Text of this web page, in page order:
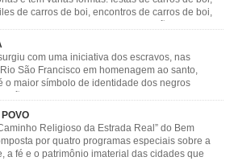
de carros de boi, encontros de carros de boi,
carreatas de carros de boi, mutirão de carros
candeeiros, boiadas, carapinas, artesãos,
seja é um ponto forte […]
com uma iniciativa dos escravos, nas
São Francisco em homenagem ao santo,
o maior símbolo de identidade dos negros
de suas causas. o ponto alto da festa de
[…]
Religioso da Estrada Real” do Bem
por quatro programas especiais sobre a
a fé e o patrimônio imaterial das cidades que